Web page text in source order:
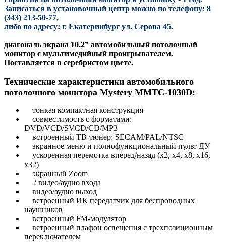
Записаться в установочный центр можно по телефону: 8
(343) 213-50-77,
либо по адресу: г. Екатеринбург ул. Серова 45.
диагональ экрана 10.2” автомобильный потолочный
монитор с мультимедийный проигрывателем.
Поставляется в серебристом цвете.
Технические характеристики автомобильного
потолочного монитора Mystery MMTC-1030D:
тонкая компактная конструкция
совместимость с форматами:
DVD/VCD/SVCD/CD/MP3
встроенный ТВ-тюнер: SECAM/PAL/NTSC
экранное меню и полнофункциональный пульт ДУ
ускоренная перемотка вперед/назад (х2, х4, х8, х16,
х32)
экранный Zoom
2 видео/аудио входа
видео/аудио выход
встроенный ИК передатчик для беспроводных
наушников
встроенный FM-модулятор
встроенный плафон освещения с трехпозиционным
переключателем